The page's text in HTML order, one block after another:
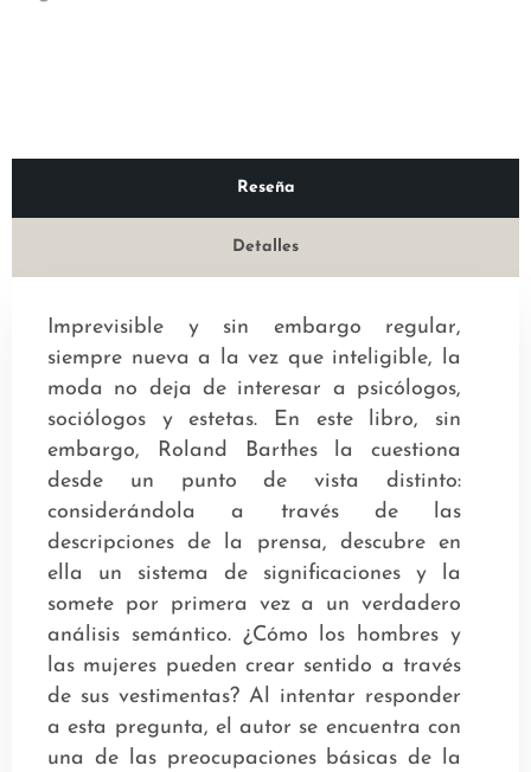
Reseña
Detalles
Imprevisible y sin embargo regular,
siempre nueva a la vez que inteligible, la
moda no deja de interesar a psicólogos,
sociólogos y estetas. En este libro, sin
embargo, Roland Barthes la cuestiona
desde un punto de vista distinto:
considerándola a través de las
descripciones de la prensa, descubre en
ella un sistema de significaciones y la
somete por primera vez a un verdadero
análisis semántico. ¿Cómo los hombres y
las mujeres pueden crear sentido a través
de sus vestimentas? Al intentar responder
a esta pregunta, el autor se encuentra con
una de las preocupaciones básicas de la